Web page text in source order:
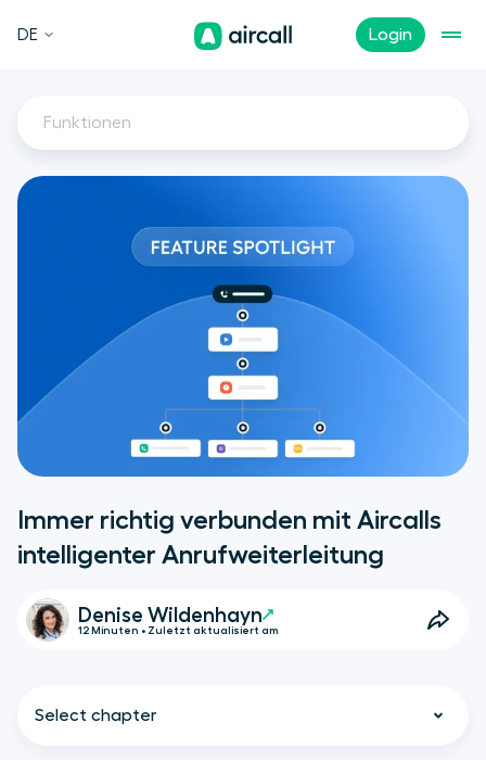
Login
DE
Funktionen
Immer richtig verbunden mit Aircalls
intelligenter Anrufweiterleitung
Denise Wildenhayn
12 Minuten • Zuletzt aktualisiert am
Select chapter